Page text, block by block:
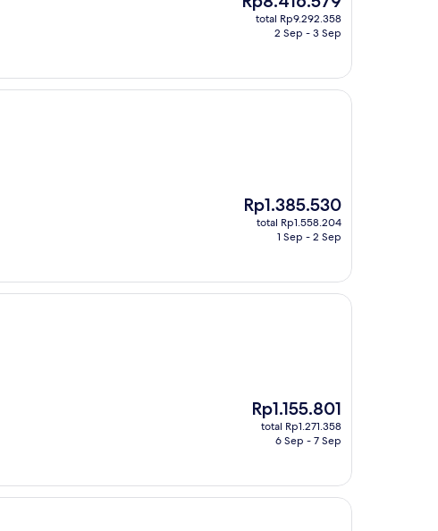
sekarang
Rp8.416.579
total Rp9.292.358
2 Sep - 3 Sep
Harga
sekarang
Rp1.385.530
Rp1.385.530
total Rp1.558.204
1 Sep - 2 Sep
Harga
sekarang
Rp1.155.801
Rp1.155.801
total Rp1.271.358
6 Sep - 7 Sep